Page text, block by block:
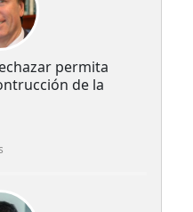
permita
de la